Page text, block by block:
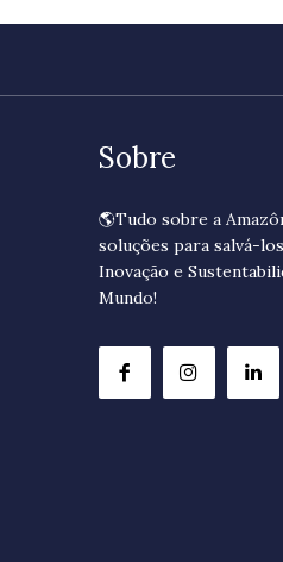
Sobre
🌎Tudo sobre a
soluções para salvá-
Inovação e
Mundo!